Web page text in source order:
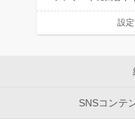
設
SNSコンテ